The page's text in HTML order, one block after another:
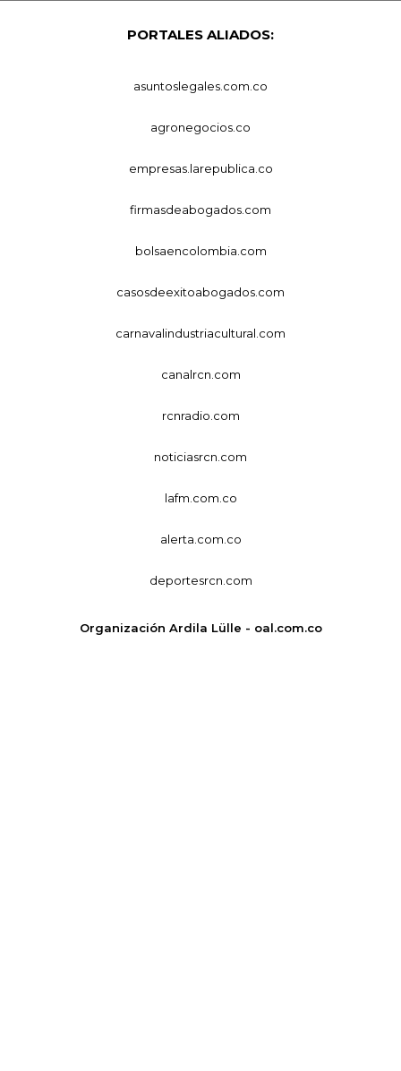
PORTALES ALIADOS:
asuntoslegales.com.co
agronegocios.co
empresas.larepublica.co
firmasdeabogados.com
bolsaencolombia.com
casosdeexitoabogados.com
carnavalindustriacultural.com
canalrcn.com
rcnradio.com
noticiasrcn.com
lafm.com.co
alerta.com.co
deportesrcn.com
Organización Ardila Lülle - oal.com.co